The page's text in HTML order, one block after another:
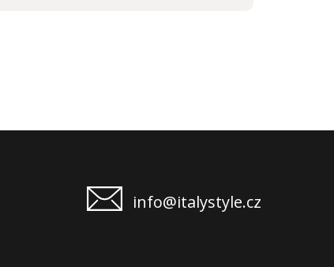
info@italystyle.cz